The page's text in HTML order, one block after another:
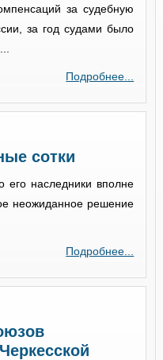
за судебную
за год судами было
Подробнее...
сотки
его наследники вполне
неожиданное решение
Подробнее...